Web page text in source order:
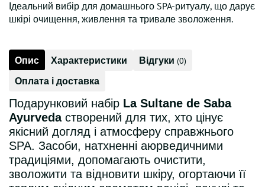
Ідеальний вибір для домашнього SPA-ритуалу, що дарує
шкірі очищення, живлення та тривале зволоження.
Опис Характеристики Відгуки (0)
Оплата і доставка
Подарунковий набір La Sultane de Saba
Ayurvedaстворений для тих, хто цінує
якісний догляд і атмосферу справжнього
SPA. Засоби, натхненні аюрведичними
традиціями, допомагають очистити,
зволожити та відновити шкіру, огортаючи її